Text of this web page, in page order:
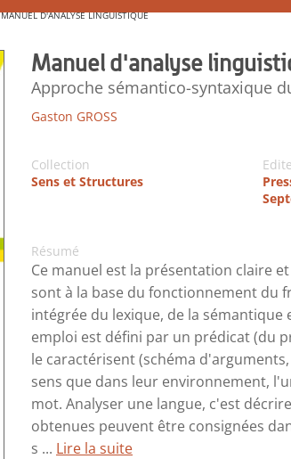
MANUEL D'ANALYSE LINGUISTIQUE
Manuel d'analyse
Approche sémantico-syntaxique
Gaston GROSS
Collection
Sens et Structures
Résumé
Ce manuel est la présentation claire
sont à la base du fonctionnement du
intégrée du lexique, de la
emploi est défini par un prédicat (du
le caractérisent (schéma
sens que dans leur environnement,
mot. Analyser une langue, c'est
obtenues peuvent être consignées
s ... Lire la suite